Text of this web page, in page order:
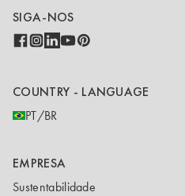
SIGA-NOS
COUNTRY - LANGUAGE
PT/BR
EMPRESA
Sustentabilidade